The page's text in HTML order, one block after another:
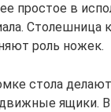
простое в
Столешница
роль ножек.
стола
ящики. В